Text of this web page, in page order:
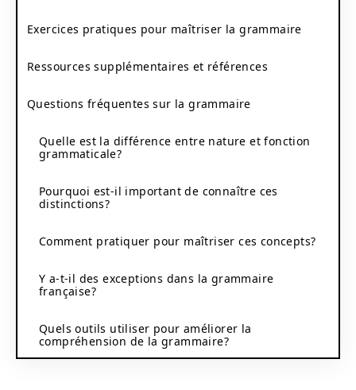
Exercices pratiques pour maîtriser la grammaire
Ressources supplémentaires et références
Questions fréquentes sur la grammaire
Quelle est la différence entre nature et fonction
grammaticale?
Pourquoi est-il important de connaître ces
distinctions?
Comment pratiquer pour maîtriser ces concepts?
Y a-t-il des exceptions dans la grammaire
française?
Quels outils utiliser pour améliorer la
compréhension de la grammaire?